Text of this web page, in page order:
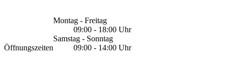
Öffnungszeiten
Montag - Freitag
09:00 - 18:00 Uhr
Samstag - Sonntag
09:00 - 14:00 Uhr